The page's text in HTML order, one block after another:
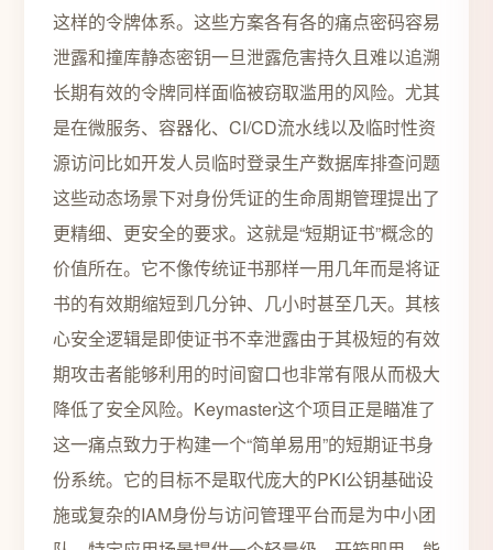
这样的令牌体系。这些方案各有各的痛点密码容易
泄露和撞库静态密钥一旦泄露危害持久且难以追溯
长期有效的令牌同样面临被窃取滥用的风险。尤其
是在微服务、容器化、CI/CD流水线以及临时性资
源访问比如开发人员临时登录生产数据库排查问题
这些动态场景下对身份凭证的生命周期管理提出了
更精细、更安全的要求。这就是“短期证书”概念的
价值所在。它不像传统证书那样一用几年而是将证
书的有效期缩短到几分钟、几小时甚至几天。其核
心安全逻辑是即使证书不幸泄露由于其极短的有效
期攻击者能够利用的时间窗口也非常有限从而极大
降低了安全风险。Keymaster这个项目正是瞄准了
这一痛点致力于构建一个“简单易用”的短期证书身
份系统。它的目标不是取代庞大的PKI公钥基础设
施或复杂的IAM身份与访问管理平台而是为中小团